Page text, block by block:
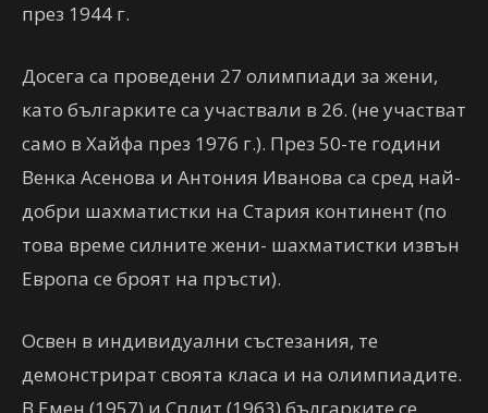
през 1944 г.
Досега са проведени 27 олимпиади за жени,
като българките са участвали в 26. (не участват
само в Хайфа през 1976 г.). През 50-те години
Венка Асенова и Антония Иванова са сред най-
добри шахматистки на Стария континент (по
това време силните жени- шахматистки извън
Европа се броят на пръсти).
Освен в индивидуални състезания, те
демонстрират своята класа и на олимпиадите.